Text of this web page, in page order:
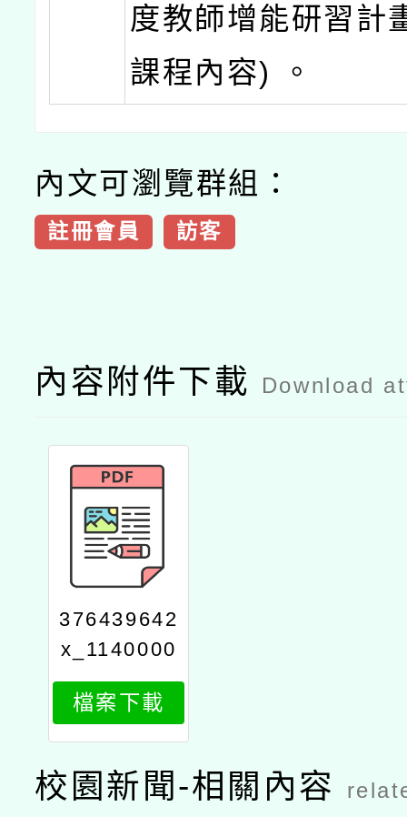
度教師增能研習計
課程內容) 。
內文可瀏覽群組：
註冊會員 訪客
內容附件下載 Download
376439642
x_1140000
903_attach
1
檔案下載
校園新聞-相關內容